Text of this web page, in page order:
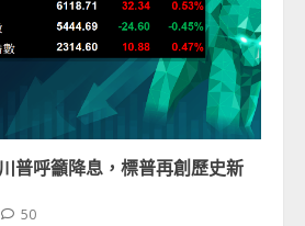
普呼籲降息，標普再創歷史新
50